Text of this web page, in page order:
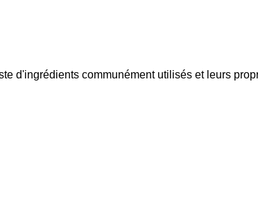
d'ingrédients communément utilisés et leurs